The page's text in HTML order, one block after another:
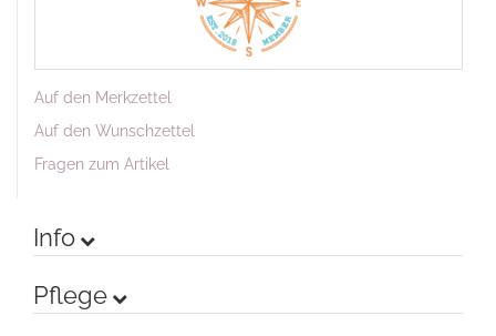
Auf den Merkzettel
Auf den Wunschzettel
Fragen zum Artikel
Info
Pflege